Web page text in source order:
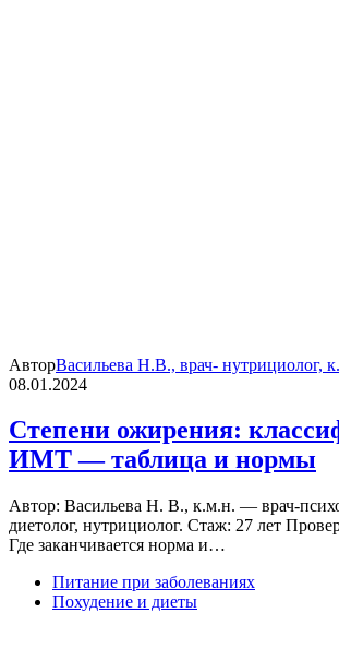
АвторВасильева Н.В., врач- нутрициолог,
08.01.2024
Степени ожирения:
ИМТ — таблица и нормы
Автор: Васильева Н. В., к.м.н. — врач-
диетолог, нутрициолог. Стаж: 27 лет
Где заканчивается норма и…
Питание при заболеваниях
Похудение и диеты